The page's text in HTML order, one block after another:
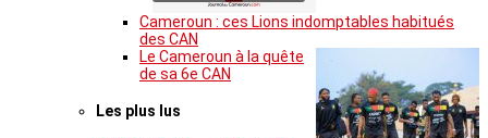
Cameroun : ces Lions indomptables habitués
des CAN
Le Cameroun à la quête
de sa 6e CAN
Les plus lus